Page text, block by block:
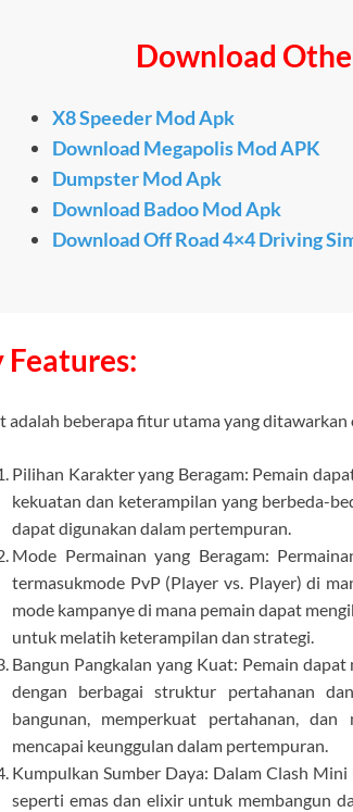
Download
X8 Speeder Mod Apk
Download Megapolis Mod APK
Dumpster Mod Apk
Download Badoo Mod Apk
Download Off Road 4×4 Driving
Features:
adalah beberapa fitur utama yang ditawarkan
Pilihan Karakter yang Beragam: Pemain
kekuatan dan keterampilan yang berbeda-
dapat digunakan dalam pertempuran.
Mode Permainan yang Beragam:
termasukmode PvP (Player vs. Player) di
mode kampanye di mana pemain dapat
untuk melatih keterampilan dan strategi.
Bangun Pangkalan yang Kuat: Pemain
dengan berbagai struktur pertahanan
bangunan, memperkuat pertahanan,
mencapai keunggulan dalam pertempuran.
Kumpulkan Sumber Daya: Dalam Clash
seperti emas dan elixir untuk membangun